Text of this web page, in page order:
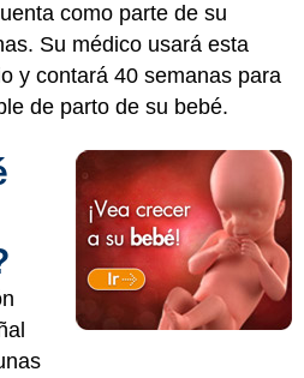
como parte de su
Su médico usará esta
y contará 40 semanas para
de parto de su bebé.